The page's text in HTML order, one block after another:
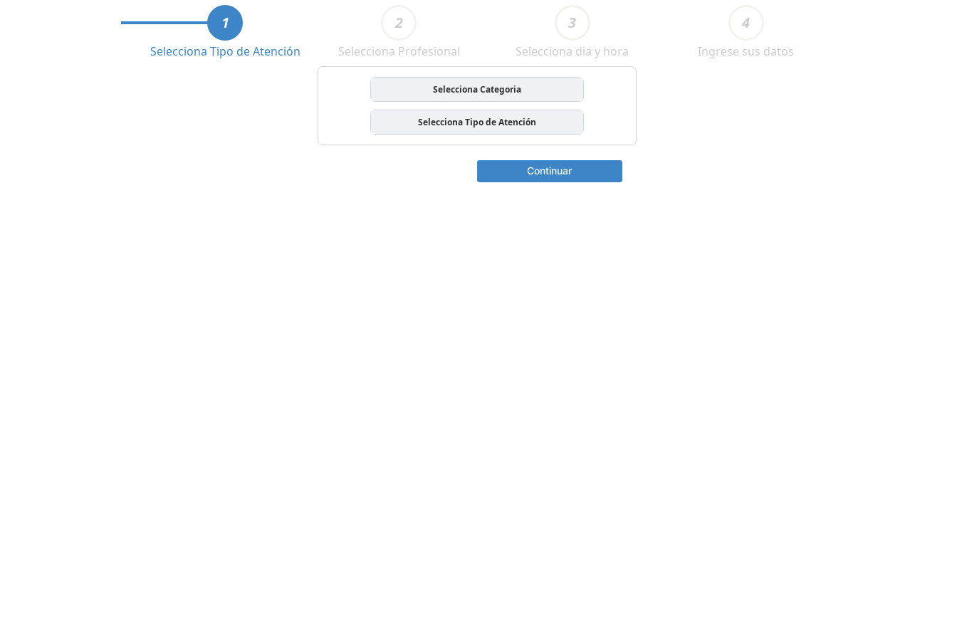
1
Selecciona Tipo de Atención
2
Selecciona Profesional
3
Selecciona dia y hora
4
Ingrese sus datos
Selecciona Categoria
Selecciona Tipo de Atención
Continuar